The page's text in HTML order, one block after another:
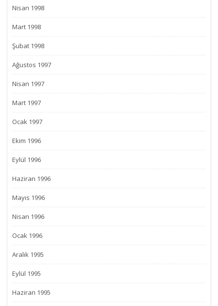
Nisan 1998
Mart 1998
Şubat 1998
Ağustos 1997
Nisan 1997
Mart 1997
Ocak 1997
Ekim 1996
Eylül 1996
Haziran 1996
Mayıs 1996
Nisan 1996
Ocak 1996
Aralık 1995
Eylül 1995
Haziran 1995